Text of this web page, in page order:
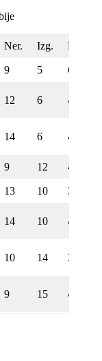
Ner. Izg. Dato
9 5 64
12 6 44
14 6 43
9 12 40
13 10 38
14 10 49
10 14 34
9 15 46